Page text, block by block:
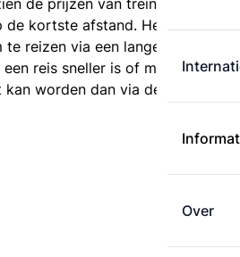
Over
de prijzen van treintickets
de kortste afstand. Het is
reizen via een langere route,
reis sneller is of met minder
worden dan via de kortste